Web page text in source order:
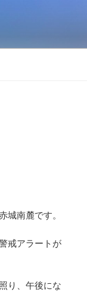
城南麓です。
戒アラートが
り、午後にな